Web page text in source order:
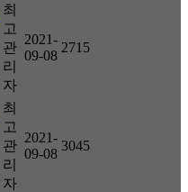
최
고
관
리
자
2021-
09-08
2715
최
고
관
리
자
2021-
09-08
3045